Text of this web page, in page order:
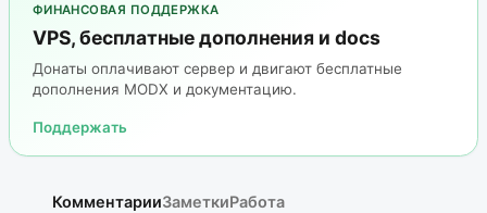
ФИНАНСОВАЯ ПОДДЕРЖКА
VPS, бесплатные дополнения и docs
Донаты оплачивают сервер и двигают бесплатные
дополнения MODX и документацию.
Поддержать
КомментарииЗаметкиРабота